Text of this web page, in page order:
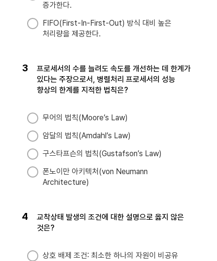
증가한다.
FIFO(First-In-First-Out) 방식 대비 높은
처리량을 제공한다.
3
프로세서의 수를 늘려도 속도를 개선하는 데 한계가
있다는 주장으로서, 병렬처리 프로세서의 성능
향상의 한계를 지적한 법칙은?
무어의 법칙(Moore’s Law)
암달의 법칙(Amdahl’s Law)
구스타프슨의 법칙(Gustafson’s Law)
폰노이만 아키텍처(von Neumann
Architecture)
4
교착상태 발생의 조건에 대한 설명으로 옳지 않은
것은?
상호 배제 조건: 최소한 하나의 자원이 비공유